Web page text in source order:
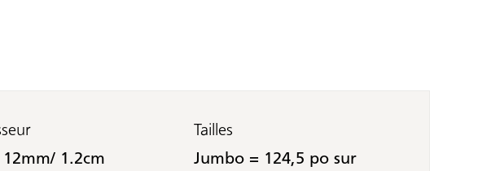
12mm/ 1.2cm
Tailles
Jumbo = 124,5 po sur